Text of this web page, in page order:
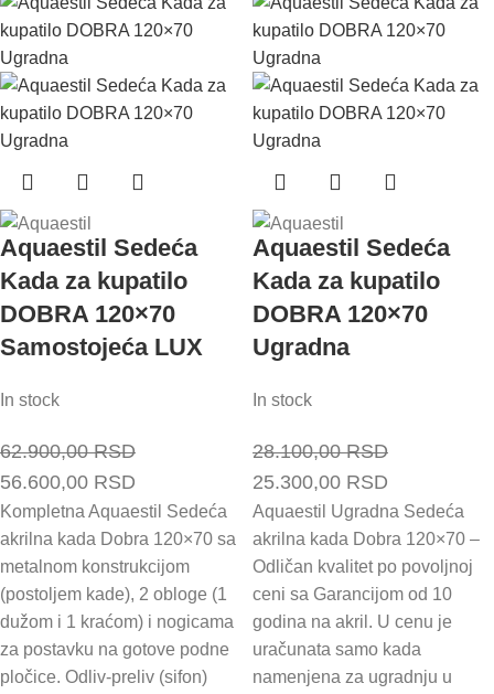
Aquaestil Sedeća
Kada za kupatilo
DOBRA 120×70
Samostojeća LUX
In stock
62.900,00RSD
Originalna
cena
je
bila:
62.900,00 RSD.
56.600,00 RSD
cena
je:
56.600,00 RSD.
Kompletna Aquaestil Sedeća
akrilna kada Dobra 120×70 sa
metalnom konstrukcijom
(postoljem kade), 2 obloge (1
dužom i 1 kraćom) i nogicama
za postavku na gotove podne
pločice. Odliv-preliv (sifon)
Aquaestil Sedeća
Kada za kupatilo
DOBRA 120×70
Ugradna
In stock
28.100,00RSD
Originalna
cena
je
bila:
28.100,00 RSD.
25.300,00 RSD
cena
je:
25.300,00
Aquaestil Ugradna Sedeća
akrilna kada Dobra 120×70 –
Odličan kvalitet po povoljnoj
ceni sa Garancijom od 10
godina na akril. U cenu je
uračunata samo kada
namenjena za ugradnju u